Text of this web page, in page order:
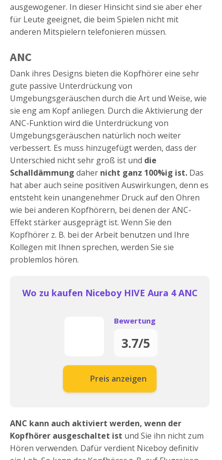
ausgewogener. In dieser Hinsicht sind sie aber eher
für Leute geeignet, die beim Spielen nicht mit
anderen Mitspielern telefonieren müssen.
ANC
Dank ihres Designs bieten die Kopfhörer eine sehr
gute passive Unterdrückung von
Umgebungsgeräuschen durch die Art und Weise, wie
sie eng am Kopf anliegen. Durch die Aktivierung der
ANC-Funktion wird die Unterdrückung von
Umgebungsgeräuschen natürlich noch weiter
verbessert. Es muss hinzugefügt werden, dass der
Unterschied nicht sehr groß ist und die
Schalldämmung daher nicht ganz 100%ig ist. Das
hat aber auch seine positiven Auswirkungen, denn es
entsteht kein unangenehmer Druck auf den Ohren
wie bei anderen Kopfhörern, bei denen der ANC-
Effekt stärker ausgeprägt ist. Wenn Sie den
Kopfhörer z. B. bei der Arbeit benutzen und Ihre
Kollegen mit Ihnen sprechen, werden Sie sie
problemlos hören.
Wo zu kaufen Niceboy HIVE Aura 4 ANC
Bewertung
3.7/5
Preis anzeigen
ANC kann auch aktiviert werden, wenn der
Kopfhörer ausgeschaltet ist und Sie ihn nicht zum
Hören verwenden. Dafür verdient Niceboy definitiv